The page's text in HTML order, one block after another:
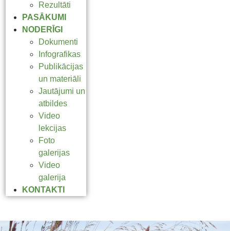
Rezultāti
PASĀKUMI
NODERĪGI
Dokumenti
Infografikas
Publikācijas
un materiāli
Jautājumi un
atbildes
Video
lekcijas
Foto
galerijas
Video
galerija
KONTAKTI